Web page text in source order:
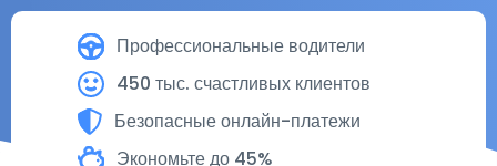
Профессиональные водители
450 тыс. счастливых клиентов
Безопасные онлайн-платежи
Экономьте до 45%